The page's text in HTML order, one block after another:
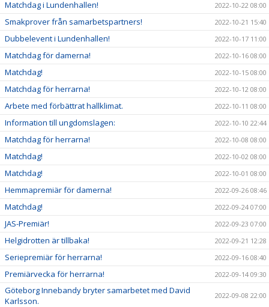
Matchdag i Lundenhallen! 2022-10-22 08:00
Smakprover från samarbetspartners! 2022-10-21 15:40
Dubbelevent i Lundenhallen! 2022-10-17 11:00
Matchdag för damerna! 2022-10-16 08:00
Matchdag! 2022-10-15 08:00
Matchdag för herrarna! 2022-10-12 08:00
Arbete med förbättrat hallklimat. 2022-10-11 08:00
Information till ungdomslagen: 2022-10-10 22:44
Matchdag för herrarna! 2022-10-08 08:00
Matchdag! 2022-10-02 08:00
Matchdag! 2022-10-01 08:00
Hemmapremiär för damerna! 2022-09-26 08:46
Matchdag! 2022-09-24 07:00
JAS-Premiär! 2022-09-23 07:00
Helgidrotten är tillbaka! 2022-09-21 12:28
Seriepremiär för herrarna! 2022-09-16 08:40
Premiärvecka för herrarna! 2022-09-14 09:30
Göteborg Innebandy bryter samarbetet med David
Karlsson.
2022-09-08 22:00